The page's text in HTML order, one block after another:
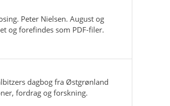
Peter Nielsen. August og
og forefindes som PDF-filer.
dagbog fra Østgrønland
fordrag og forskning.